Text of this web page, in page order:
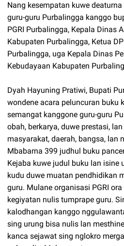
Nang kesempatan kuwe
guru-guru Purbalingga kanggo
PGRI Purbalingga, Kepala Dinas
Kabupaten Purbalingga, Ketua
Purbalingga, uga Kepala Dinas
Kebudayaan Kabupaten
Dyah Hayuning Pratiwi, Bupati
wondene acara peluncuran buku
semangat kanggone guru-guru
obah, berkarya, duwe prestasi,
masyarakat, daerah, bangsa, lan
Mbabarna 399 judhul buku
Kejaba kuwe judul buku lan isine
kudu duwe muatan pendhidikan
guru. Mulane organisasi PGRI
kegiyatan nulis tumprape guru.
kalodhangan kanggo
sing urung bisa nulis lan
kanca sejawat sing nglokro